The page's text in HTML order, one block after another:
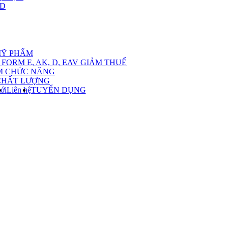
PHẨM
E, AK, D, EAV GIẢM THUẾ
CHỨC NĂNG
LƯỢNG
Liên hệTUYỂN DỤNG